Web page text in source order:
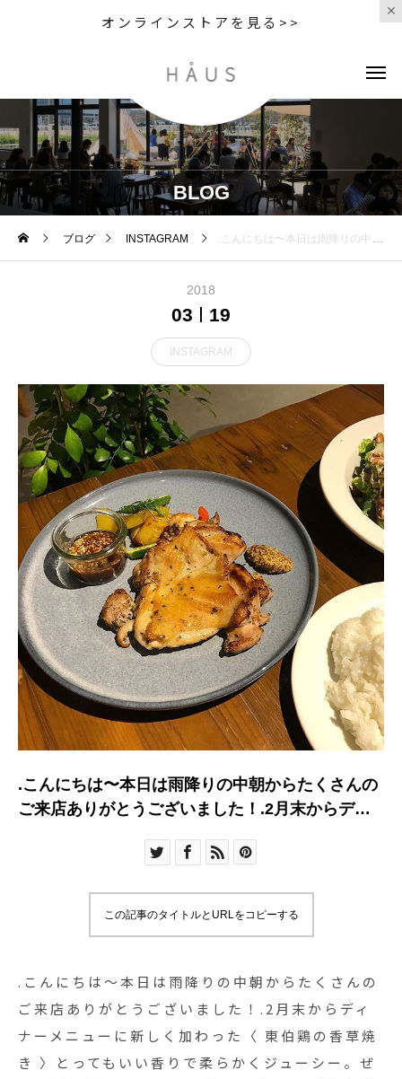
オンラインストアを見る>>
BLOG
ブログ INSTAGRAM .こんにちは〜︎本日は雨降りの中朝からたくさんのご来店ありがとうございました！.2月末からディナーメニューに新しく加わった〈 東伯鶏の香草焼き 〉とってもいい香りで柔らかくジューシー。ぜひ一度お試しください♡.昨日はディナー貸切営業のためご来店予定でしたお客様には大変ご迷惑をお掛け致しました。今日からはまた通常営業しております！ご来店お待ちしています♡..#dinner #ディナー#東伯鶏の香草焼き#東伯鶏 #香草焼き #チキン#ハーブチキン#cafestagram #instafood #cafe #カフェ #カフェ巡り #hausmatsue #haus_matsue#松江カフェ #島根カフェ#松江 #島根 #山陰
2018
03 19
INSTAGRAM
.こんにちは〜︎本日は雨降りの中朝からたくさんの
ご来店ありがとうございました！.2月末からディ
き 〉とってもいい香りで柔らかくジューシー。ぜ
のためご来店予定でしたお客様には大変ご迷惑を
ディナー#東伯鶏の香草焼き#東伯鶏 #香草焼き #
チキン#ハーブチキン#cafestagram #instafood
#cafe #カフェ #カフェ巡り #hausmatsue
この記事のタイトルとURLをコピーする
.こんにちは〜︎本日は雨降りの中朝からたくさんの
ご来店ありがとうございました！.2月末からディ
ナーメニューに新しく加わった〈 東伯鶏の香草焼
き 〉とってもいい香りで柔らかくジューシー。ぜ